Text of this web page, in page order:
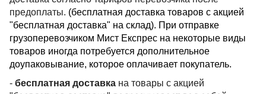
предоплаты. (бесплатная доставка товаров с акцией
"бесплатная доставка" на склад). При отправке
грузоперевозчиком Мист Експрес на некоторые виды
товаров иногда потребуется дополнительное
доупаковывание, которое оплачивает покупатель.
- бесплатная доставка на товары с акцией